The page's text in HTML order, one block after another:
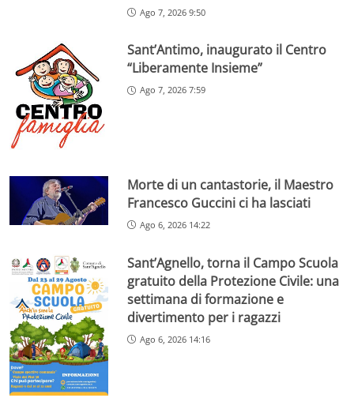
Ago 7, 2026 9:50
Sant’Antimo, inaugurato il Centro
“Liberamente Insieme”
Ago 7, 2026 7:59
Morte di un cantastorie, il Maestro
Francesco Guccini ci ha lasciati
Ago 6, 2026 14:22
Sant’Agnello, torna il Campo Scuola
gratuito della Protezione Civile: una
settimana di formazione e
divertimento per i ragazzi
Ago 6, 2026 14:16